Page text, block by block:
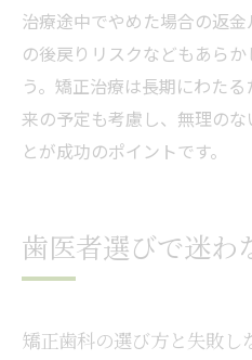
治療途中でやめた場合の返
の後戻りリスクなどもあら
う。矯正治療は長期にわた
来の予定も考慮し、無理の
とが成功のポイントです。
歯医者選びで迷わ
矯正歯科の選び方と失敗し